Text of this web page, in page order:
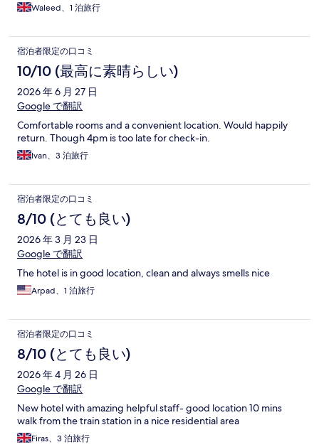
Waleed、1 泊旅行
宿泊者限定の口コミ
10/10 (最高に素晴らしい)
2026 年 6 月 27 日
Google で翻訳
Comfortable rooms and a convenient location. Would happily
return. Though 4pm is too late for check-in.
Ivan、3 泊旅行
宿泊者限定の口コミ
8/10 (とても良い)
2026 年 3 月 23 日
Google で翻訳
The hotel is in good location, clean and always smells nice
Arpad、1 泊旅行
宿泊者限定の口コミ
8/10 (とても良い)
2026 年 4 月 26 日
Google で翻訳
New hotel with amazing helpful staff- good location 10 mins
walk from the train station in a nice residential area
Firas、3 泊旅行